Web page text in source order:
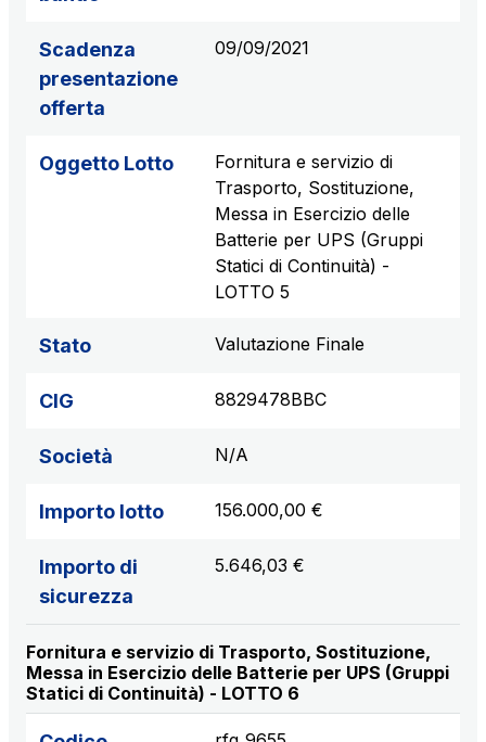
Scadenza
presentazione
offerta
09/09/2021
Oggetto Lotto
Fornitura e servizio di
Trasporto, Sostituzione,
Messa in Esercizio delle
Batterie per UPS (Gruppi
Statici di Continuità) -
LOTTO 5
Stato Valutazione Finale
CIG 8829478BBC
Società N/A
Importo lotto 156.000,00 €
Importo di
sicurezza
5.646,03 €
Fornitura e servizio di Trasporto, Sostituzione,
Messa in Esercizio delle Batterie per UPS (Gruppi
Statici di Continuità) - LOTTO 6